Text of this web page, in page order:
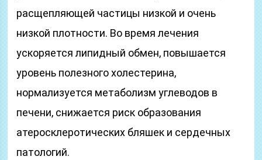
расщепляющей частицы низкой и очень
низкой плотности. Во время лечения
ускоряется липидный обмен, повышается
уровень полезного холестерина,
нормализуется метаболизм углеводов в
печени, снижается риск образования
атеросклеротических бляшек и сердечных
патологий.